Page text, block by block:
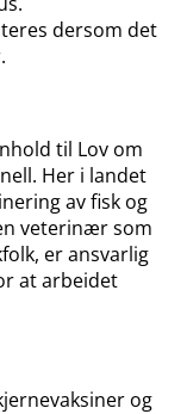
dersom det
til Lov om
Her i landet
av fisk og
veterinær som
er ansvarlig
at arbeidet
og